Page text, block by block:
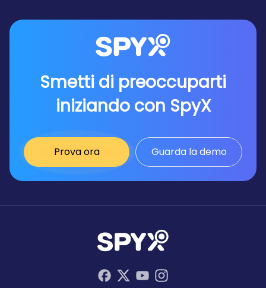
Smetti di preoccuparti
iniziando con SpyX
Prova ora Guarda la demo